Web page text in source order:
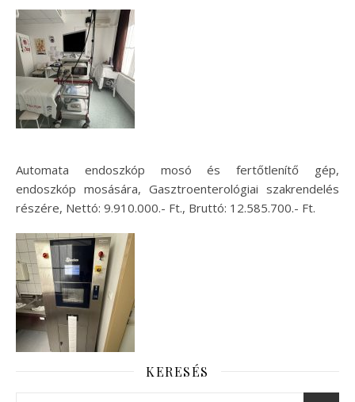
Automata endoszkóp mosó és fertőtlenítő gép,
endoszkóp mosására, Gasztroenterológiai szakrendelés
részére, Nettó: 9.910.000.- Ft., Bruttó: 12.585.700.- Ft.
KERESÉS